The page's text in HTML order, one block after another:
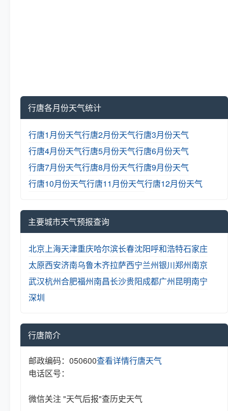
行唐各月份天气统计
行唐1月份天气行唐2月份天气行唐3月份天气
行唐4月份天气行唐5月份天气行唐6月份天气
行唐7月份天气行唐8月份天气行唐9月份天气
行唐10月份天气行唐11月份天气行唐12月份天气
主要城市天气预报查询
北京上海天津重庆哈尔滨长春沈阳呼和浩特石家庄
太原西安济南乌鲁木齐拉萨西宁兰州银川郑州南京
武汉杭州合肥福州南昌长沙贵阳成都广州昆明南宁
深圳
行唐简介
邮政编码：050600
电话区号：
查看详情行唐天气
微信关注 "天气后报"查历史天气